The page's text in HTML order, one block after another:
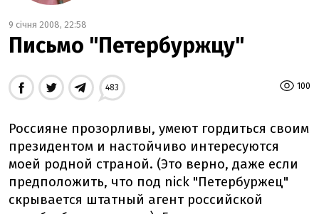
9 січня 2008, 22:58
Письмо "Петербуржцу"
100
483
Россияне прозорливы, умеют гордиться своим
президентом и настойчиво интересуются
моей родной страной. (Это верно, даже если
предположить, что под nick "Петербуржец"
скрывается штатный агент российской